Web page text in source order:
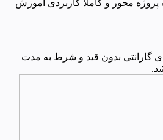
محور و کاملا کاربردی آموزش
گارانتی بدون قید و شرط به مدت